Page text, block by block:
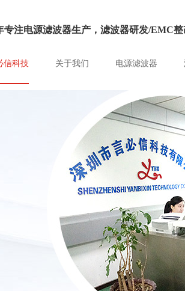
专注电源滤波器生产，滤波器研发/EMC整
信科技 关于我们 电源滤波器